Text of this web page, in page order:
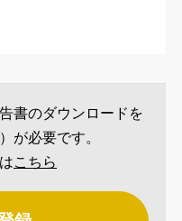
書のダウンロードを
が必要です。
こちら